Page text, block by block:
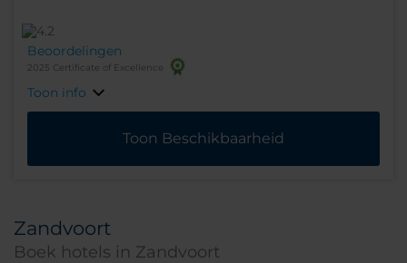
Beoordelingen
2025 Certificate of Excellence
Toon info
Toon Beschikbaarheid
Zandvoort
Boek hotels in Zandvoort